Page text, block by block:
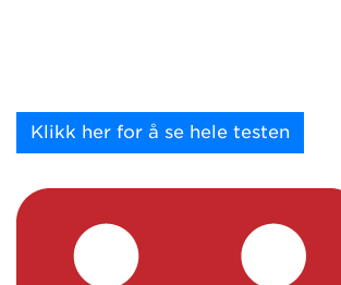
Klikk her for å se hele testen